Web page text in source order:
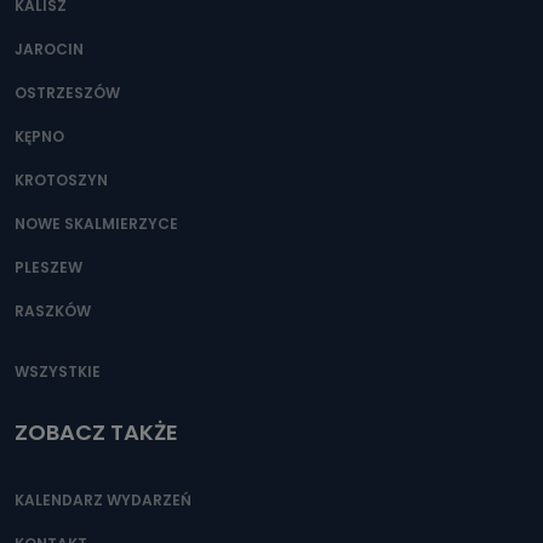
Można to zrobić pod numerem telefonu 62 735-51-05 lub
KALISZ
JAROCIN
OSTRZESZÓW
KĘPNO
KROTOSZYN
NOWE SKALMIERZYCE
PLESZEW
RASZKÓW
WSZYSTKIE
ZOBACZ TAKŻE
KALENDARZ WYDARZEŃ